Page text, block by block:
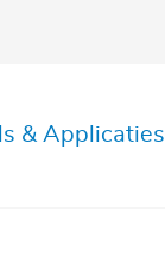
& Applicaties